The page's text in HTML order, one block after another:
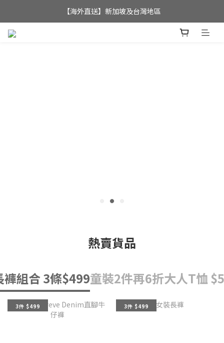
全店滿$350，即可享港澳地區免運費;
【海外直送】新加坡及台灣地區
熱賣貨品
褲組合 3條$499童裝2件再6折大人T恤
3件 $499 3件 $499